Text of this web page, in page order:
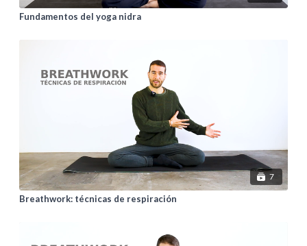
Fundamentos del yoga nidra
7
Breathwork: técnicas de respiración